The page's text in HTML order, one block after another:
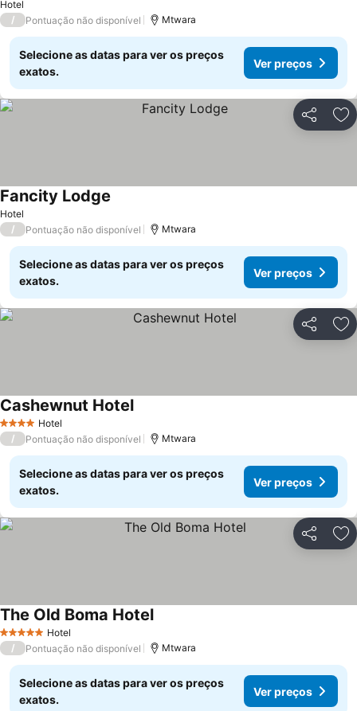
Hotel
/
Pontuação não disponível Mtwara
Selecione as datas para ver os preços
exatos.
Ver preços
Partilhar
Hotel
Fancity Lodge
/ Pontuação não disponível Mtwara
Selecione as datas para ver os preços
exatos.
Ver preços
Partilhar
4 EstrelasHotel
Cashewnut Hotel
/ Pontuação não disponível Mtwara
Selecione as datas para ver os preços
exatos.
Ver preços
Partilhar
5 Estrelas Hotel
The Old Boma Hotel
/ Pontuação não disponível Mtwara
Selecione as datas para ver os preços
exatos.
Ver preços